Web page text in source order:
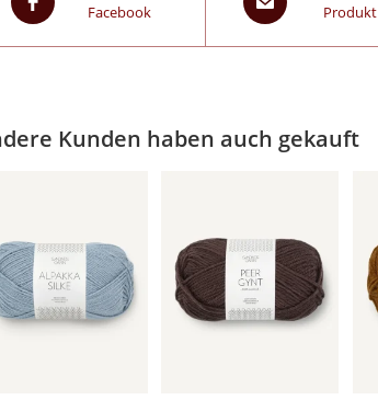
Facebook
Produkt
Kunden haben auch gekauft